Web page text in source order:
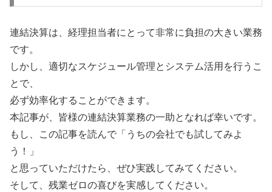
連結決算は、経理担当者にとって非常に負担の大きい業務
です。
しかし、適切なスケジュール管理とシステム活用を行うこ
とで、
必ず効率化することができます。
本記事が、皆様の連結決算業務の一助となれば幸いです。
もし、この記事を読んで「うちの会社でも試してみよ
う！」
と思っていただけたら、ぜひ実践してみてください。
そして、残業ゼロの喜びを実感してください。